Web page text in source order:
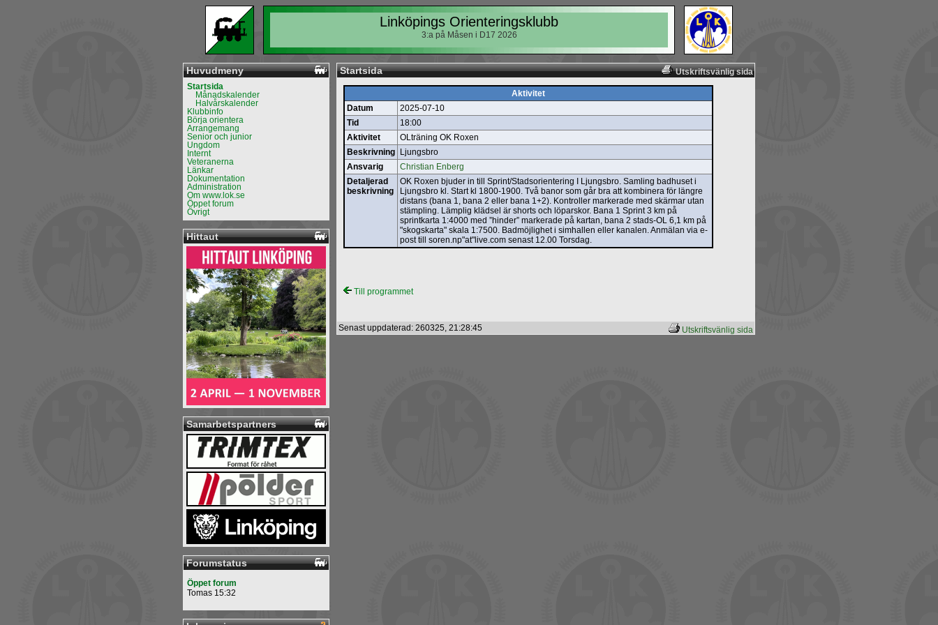
Linköpings Orienteringsklubb
3:a på Måsen i D17 2026
Huvudmeny
Startsida
Månadskalender
Halvårskalender
Klubbinfo
Börja orientera
Arrangemang
Senior och junior
Ungdom
Internt
Veteranerna
Länkar
Dokumentation
Administration
Om www.lok.se
Öppet forum
Övrigt
Hittaut
Samarbetspartners
Forumstatus
Öppet forum
Tomas 15:32
Utskriftsvänlig sida
Startsida
Aktivitet
Datum
2025-07-10
Tid
18:00
Aktivitet
OLträning OK Roxen
Beskrivning
Ljungsbro
Ansvarig
Christian Enberg
Detaljerad
beskrivning
OK Roxen bjuder in till Sprint/Stadsorientering I Ljungsbro. Samling badhuset i
Ljungsbro kl. Start kl 1800-1900. Två banor som går bra att kombinera för längre
distans (bana 1, bana 2 eller bana 1+2). Kontroller markerade med skärmar utan
stämpling. Lämplig klädsel är shorts och löparskor. Bana 1 Sprint 3 km på
sprintkarta 1:4000 med ”hinder” markerade på kartan, bana 2 stads-OL 6,1 km på
"skogskarta" skala 1:7500. Badmöjlighet i simhallen eller kanalen. Anmälan via e-
post till soren.np"at"live.com senast 12.00 Torsdag.
Till programmet
Utskriftsvänlig sida
Senast uppdaterad: 260325, 21:28:45